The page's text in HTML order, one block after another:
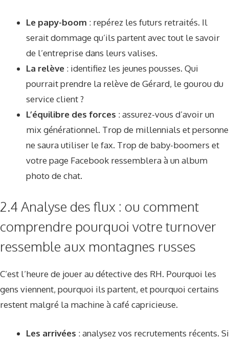
Le papy-boom : repérez les futurs retraités. Il
serait dommage qu’ils partent avec tout le savoir
de l’entreprise dans leurs valises.
La relève : identifiez les jeunes pousses. Qui
pourrait prendre la relève de Gérard, le gourou du
service client ?
L’équilibre des forces : assurez-vous d’avoir un
mix générationnel. Trop de millennials et personne
ne saura utiliser le fax. Trop de baby-boomers et
votre page Facebook ressemblera à un album
photo de chat.
2.4 Analyse des flux : ou comment
comprendre pourquoi votre turnover
ressemble aux montagnes russes
C’est l’heure de jouer au détective des RH. Pourquoi les
gens viennent, pourquoi ils partent, et pourquoi certains
restent malgré la machine à café capricieuse.
Les arrivées : analysez vos recrutements récents. Si